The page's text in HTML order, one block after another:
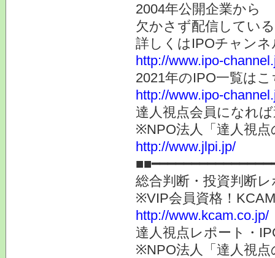
2004年公開企業から
欠かさず配信してい
詳しくはIPOチャンネ
http://www.ipo-
2021年のIPO一覧は
http://www.ipo-
達人視点会員になれ
※NPO法人「達人視
http://www.jlpi.jp/
総合判断・投資判断
※VIP会員資格！
http://www.kcam.co.jp/
達人視点レポート・
※NPO法人「達人視